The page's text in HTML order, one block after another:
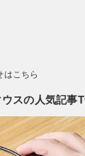
はこちら
スの人気記事